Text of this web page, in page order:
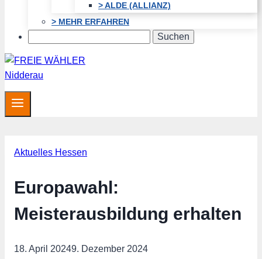
> ALDE (ALLIANZ)
> MEHR ERFAHREN
Aktuelles Hessen
Europawahl:
Meisterausbildung erhalten
18. April 20249. Dezember 2024